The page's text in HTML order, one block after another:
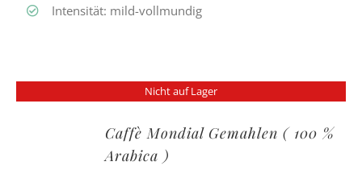
Intensität: mild-vollmundig
Nicht auf Lager
Caffè Mondial Gemahlen ( 100 %
Arabica )